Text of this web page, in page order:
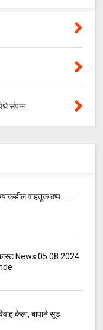
संपन्न.
वाहतूक ठप्प.......
News 05.08.2024
केला, बापाने सूड